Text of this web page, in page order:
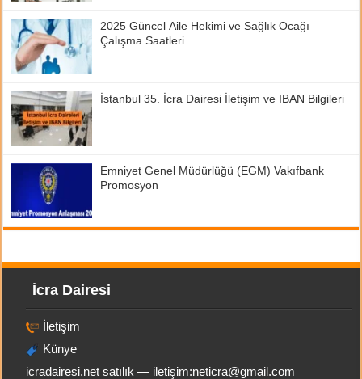
2025 Güncel Aile Hekimi ve Sağlık Ocağı
Çalışma Saatleri
İstanbul 35. İcra Dairesi İletişim ve IBAN Bilgileri
Emniyet Genel Müdürlüğü (EGM) Vakıfbank
Promosyon
İcra Dairesi
İletişim
Künye
icradairesi.net satılık — iletişim:neticra@gmail.com